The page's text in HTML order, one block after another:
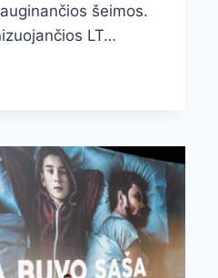
šeimos.
LT…